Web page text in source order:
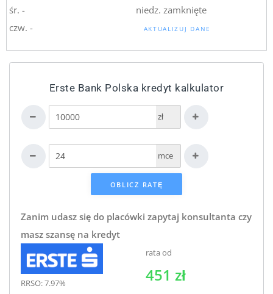
śr. -
czw. -
niedz. zamknięte
AKTUALIZUJ DANE
Erste Bank Polska kredyt kalkulator
zł
mce
Zanim udasz się do placówki zapytaj konsultanta czy
masz szansę na kredyt
RRSO: 7.97%
rata od
451 zł